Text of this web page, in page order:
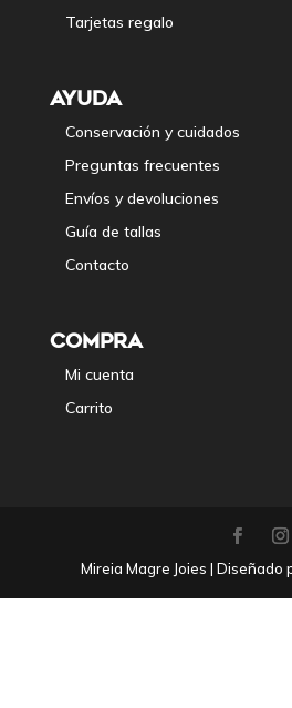
Tarjetas regalo
AYUDA
Conservación y cuidados
Preguntas frecuentes
Envíos y devoluciones
Guía de tallas
Contacto
COMPRA
Mi cuenta
Carrito
Mireia Magre Joies | Diseñado